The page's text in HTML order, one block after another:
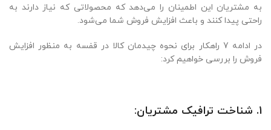
به مشتریان این اطمینان را می‌دهد که محصولاتی که نیاز دارند به
راحتی پیدا کنند و باعث افزایش فروش شما می‌شود.
در ادامه 7 راهکار برای نحوه چیدمان کالا در قفسه به منظور افزایش
فروش را بررسی خواهیم کرد:
1. شناخت ترافیک مشتریان: